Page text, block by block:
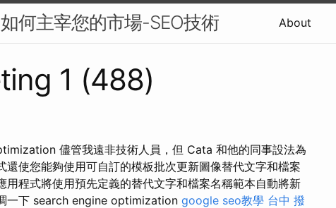
何主宰您的市場-SEO技術 About
1 (488)
儘管我遠非技術人員，但 Cata 和他的同事設法為
使您能夠使用可自訂的模板批次更新圖像替代文字和檔案
程式將使用預先定義的替代文字和檔案名稱範本自動將新
一下 search engine optimization google seo教學 台中 撥